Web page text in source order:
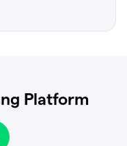
Platform